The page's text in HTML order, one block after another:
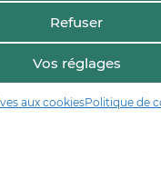
Refuser
Vos réglages
aux cookiesPolitique de
Voir sur la carte